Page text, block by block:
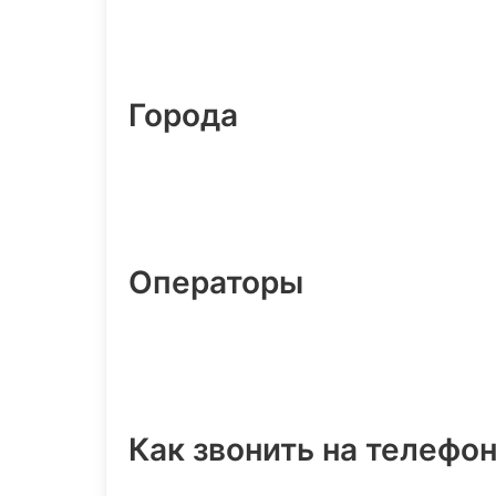
Города
Операторы
Как звонить на телефон